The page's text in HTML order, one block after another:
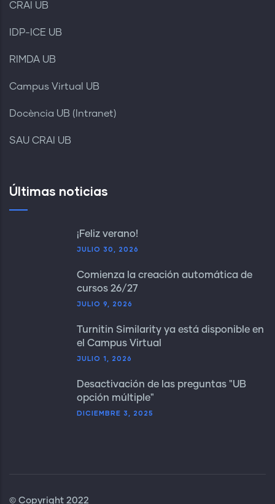
CRAI UB
IDP-ICE UB
RIMDA UB
Campus Virtual UB
Docència UB (Intranet)
SAU CRAI UB
Últimas noticias
¡Feliz verano!
JULIO 30, 2026
Comienza la creación automática de
cursos 26/27
JULIO 9, 2026
Turnitin Similarity ya está disponible en
el Campus Virtual
JULIO 1, 2026
Desactivación de las preguntas "UB
opción múltiple"
DICIEMBRE 3, 2025
© Copyright 2022